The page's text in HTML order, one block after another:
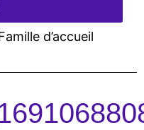
d’accueil